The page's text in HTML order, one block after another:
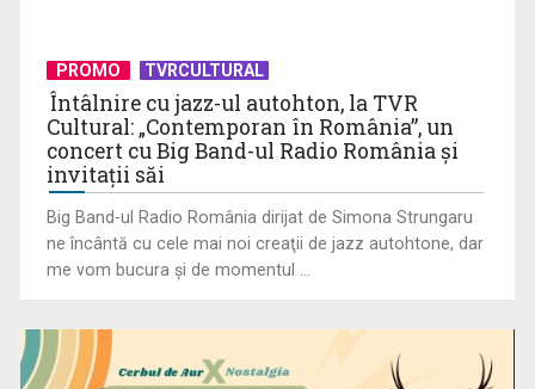
PROMO TVRCULTURAL
Întâlnire cu jazz-ul autohton, la TVR
Cultural: „Contemporan în România”, un
concert cu Big Band-ul Radio România şi
invitaţii săi
Big Band-ul Radio România dirijat de Simona Strungaru
ne încântă cu cele mai noi creaţii de jazz autohtone, dar
me vom bucura şi de momentul ...